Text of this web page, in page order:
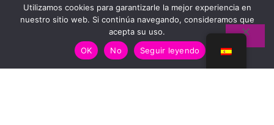
Mi historia
Guide des tailles
Póngase en contacto con
Utilizamos cookies para garantizarle la mejor experiencia en
nuestro sitio web. Si continúa navegando, consideramos que
acepta su uso.
OK
No Seguir leyendo